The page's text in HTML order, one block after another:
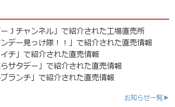
ーＪチャンネル」で紹介された工場直売所
ンデー見っけ隊！！」で紹介された直売情報
イチ」で紹介された直売情報
らサタデー」で紹介された直売情報
ブランチ」で紹介された直売情報
お知らせ一覧▶